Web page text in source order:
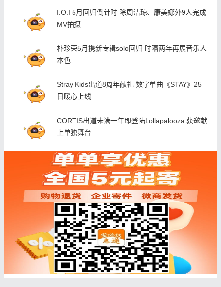
I.O.I 5月回归倒计时 除周洁琼、康美娜外9人完成
MV拍摄
朴珍荣5月携新专辑solo回归 时隔两年再展音乐人
本色
Stray Kids出道8周年献礼 数字单曲《STAY》25
日暖心上线
CORTIS出道未满一年即登陆Lollapalooza 获邀献
上单独舞台